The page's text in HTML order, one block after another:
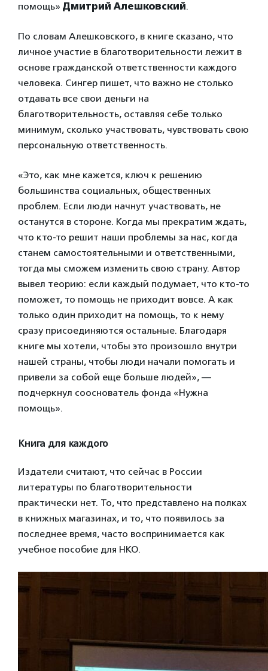
помощь» Дмитрий Алешковский.
По словам Алешковского, в книге сказано, что
личное участие в благотворительности лежит в
основе гражданской ответственности каждого
человека. Сингер пишет, что важно не столько
отдавать все свои деньги на
благотворительность, оставляя себе только
минимум, сколько участвовать, чувствовать свою
персональную ответственность.
«Это, как мне кажется, ключ к решению
большинства социальных, общественных
проблем. Если люди начнут участвовать, не
останутся в стороне. Когда мы прекратим ждать,
что кто-то решит наши проблемы за нас, когда
станем самостоятельными и ответственными,
тогда мы сможем изменить свою страну. Автор
вывел теорию: если каждый подумает, что кто-то
поможет, то помощь не приходит вовсе. А как
только один приходит на помощь, то к нему
сразу присоединяются остальные. Благодаря
книге мы хотели, чтобы это произошло внутри
нашей страны, чтобы люди начали помогать и
привели за собой еще больше людей», —
подчеркнул сооснователь фонда «Нужна
помощь».
Книга для каждого
Издатели считают, что сейчас в России
литературы по благотворительности
практически нет. То, что представлено на полках
в книжных магазинах, и то, что появилось за
последнее время, часто воспринимается как
учебное пособие для НКО.